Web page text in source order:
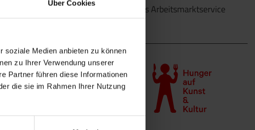
Über Cookies
soziale Medien anbieten zu können
zu Ihrer Verwendung unserer
Partner führen diese Informationen
die sie im Rahmen Ihrer Nutzung
finanzieller Unterstützung des Arbeitsmarktservice